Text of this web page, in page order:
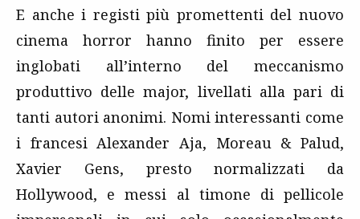
E anche i registi più promettenti del nuovo
cinema horror hanno finito per essere
inglobati all’interno del meccanismo
produttivo delle major, livellati alla pari di
tanti autori anonimi. Nomi interessanti come
i francesi Alexander Aja, Moreau & Palud,
Xavier Gens, presto normalizzati da
Hollywood, e messi al timone di pellicole